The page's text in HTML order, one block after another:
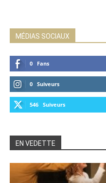
MÉDIAS SOCIAUX
0 Fans
0 Suiveurs
546 Suiveurs
EN VEDETTE